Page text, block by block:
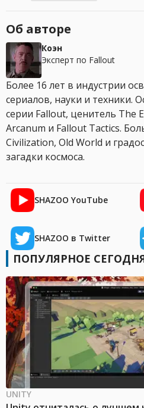
Об авторе
Коэн
Эксперт по Fallout
Более 16 лет в индустрии
сериалов, науки и техники.
серии Fallout, ценитель The
Arcanum и Fallout Tactics.
Civilization, Old World и
загадки космоса.
SHAZOO YouTube
SHAZOO в Twitter
ПОПУЛЯРНОЕ
UNITY